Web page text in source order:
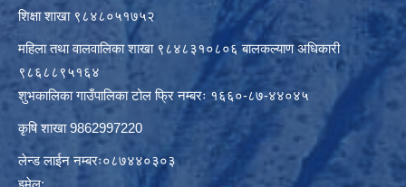
शिक्षा शाखा ९८४८०५१७५२
महिला तथा वालवालिका शाखा ९८४८३१०८०६ बालकल्याण अधिकारी
९८६८८९५१६४
शुभकालिका गाउँपालिका टोल फ्रि नम्बरः १६६०-८७-४४०४५
कृषि शाखा 9862997220
लेन्ड लाईन नम्बरः०८७४४०३०३